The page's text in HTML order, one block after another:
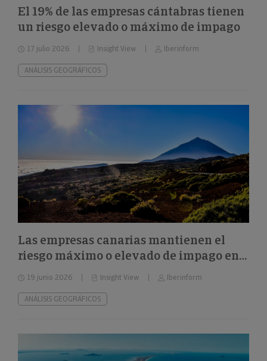
El 19% de las empresas cántabras tienen
un riesgo elevado o máximo de impago
17 julio 2026 Insight View Iberinform
ANÁLISIS GEOGRÁFICOS
Las empresas canarias mantienen el
riesgo máximo o elevado de impago en
el 32%
19 junio 2026 Insight View Iberinform
ANÁLISIS GEOGRÁFICOS